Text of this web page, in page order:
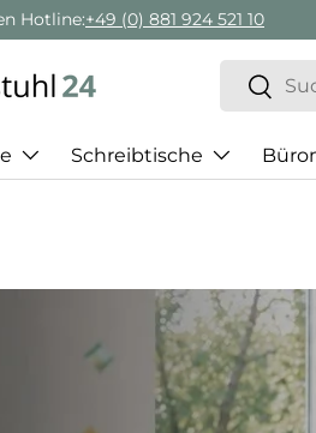
Inhalt
Beratung: + 49 (0) 881 924 521 22
Suchen
Schreibtische